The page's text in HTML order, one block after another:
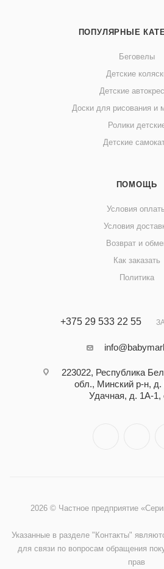
ПОПУЛЯРНЫЕ
Беговелы
Детские
Детские
Доски для рисования и
Ролики
Детские
ПОМОЩЬ
Условия
Условия
Возврат и
Как заказать
Политика
+375 29 533 22 55
223022, Республика
обл., Минский р-н, д.
Удачная, д. 1А-1,
2026 © Частное предприятие
Указанные в разделе "Контакты"
для связи по вопросам обращения
прав